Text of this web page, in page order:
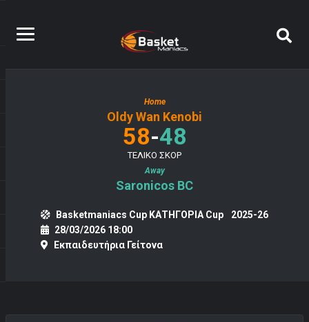
Home
Oldy Wan Kenobi
58-48
ΤΕΛΙΚΟ ΣΚΟΡ
Away
Saronicos BC
Basketmaniacs Cup ΚΑΤΗΓΟΡΙΑ Cup
2025-26
28/03/2026 18:00
Εκπαιδευτήρια Γείτονα